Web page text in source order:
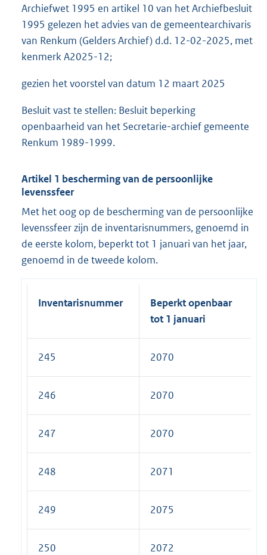
Archiefwet 1995 en artikel 10 van het Archiefbesluit
1995 gelezen het advies van de gemeentearchivaris
van Renkum (Gelders Archief) d.d. 12-02-2025, met
kenmerk A2025-12;
gezien het voorstel van datum 12 maart 2025
Besluit vast te stellen: Besluit beperking
openbaarheid van het Secretarie-archief gemeente
Renkum 1989-1999.
Artikel 1 bescherming van de persoonlijke
levenssfeer
Met het oog op de bescherming van de persoonlijke
levenssfeer zijn de inventarisnummers, genoemd in
de eerste kolom, beperkt tot 1 januari van het jaar,
genoemd in de tweede kolom.
Inventarisnummer
Beperkt openbaar
tot 1 januari
245 2070
246 2070
247 2070
248 2071
249 2075
250 2072